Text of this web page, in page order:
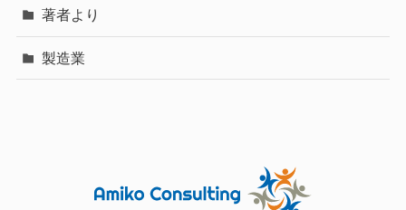
著者より
製造業